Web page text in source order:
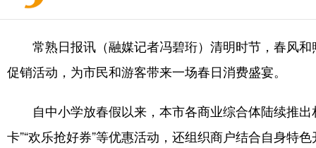
常熟日报讯（融媒记者冯碧珩）清明时节，春风
促销活动，为市民和游客带来一场春日消费盛宴。
自中小学放春假以来，本市各商业综合体陆续推
卡”“欢乐抢好券”等优惠活动，还组织商户结合自身特